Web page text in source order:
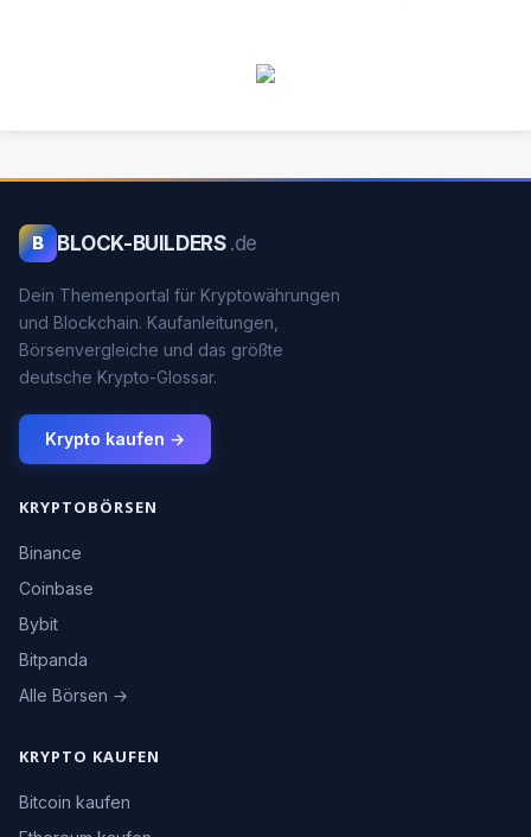
B BLOCK-BUILDERS .de
Dein Themenportal für Kryptowährungen
und Blockchain. Kaufanleitungen,
Börsenvergleiche und das größte
deutsche Krypto-Glossar.
Krypto kaufen →
KRYPTOBÖRSEN
Binance
Coinbase
Bybit
Bitpanda
Alle Börsen →
KRYPTO KAUFEN
Bitcoin kaufen